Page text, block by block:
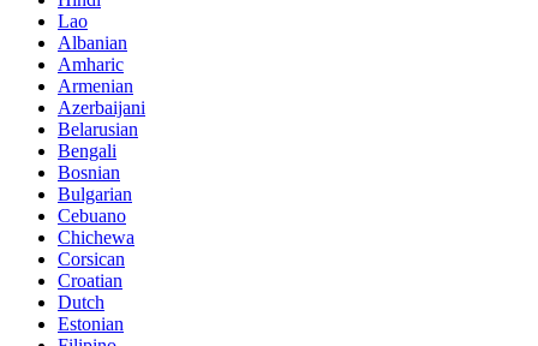
Lao
Albanian
Amharic
Armenian
Azerbaijani
Belarusian
Bengali
Bosnian
Bulgarian
Cebuano
Chichewa
Corsican
Croatian
Dutch
Estonian